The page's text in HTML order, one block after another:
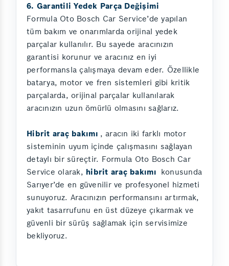
6. Garantili Yedek Parça Değişimi
Formula Oto Bosch Car Service’de yapılan
tüm bakım ve onarımlarda orijinal yedek
parçalar kullanılır. Bu sayede aracınızın
garantisi korunur ve aracınız en iyi
performansla çalışmaya devam eder. Özellikle
batarya, motor ve fren sistemleri gibi kritik
parçalarda, orijinal parçalar kullanılarak
aracınızın uzun ömürlü olmasını sağlarız.
Hibrit araç bakımı , aracın iki farklı motor
sisteminin uyum içinde çalışmasını sağlayan
detaylı bir süreçtir. Formula Oto Bosch Car
Service olarak, hibrit araç bakımı konusunda
Sarıyer’de en güvenilir ve profesyonel hizmeti
sunuyoruz. Aracınızın performansını artırmak,
yakıt tasarrufunu en üst düzeye çıkarmak ve
güvenli bir sürüş sağlamak için servisimize
bekliyoruz.